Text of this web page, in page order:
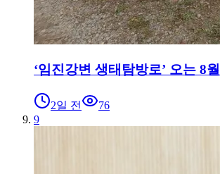
‘임진강변 생태탐방로’ 오는 8
2일 전
76
9